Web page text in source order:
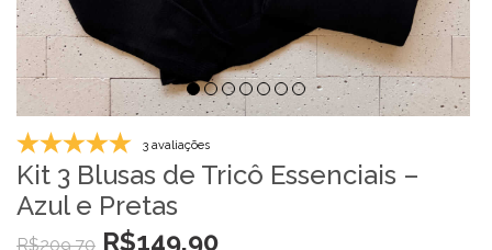
3 avaliações
Kit 3 Blusas de Tricô Essenciais –
Azul e Pretas
R$209,70 R$149,90